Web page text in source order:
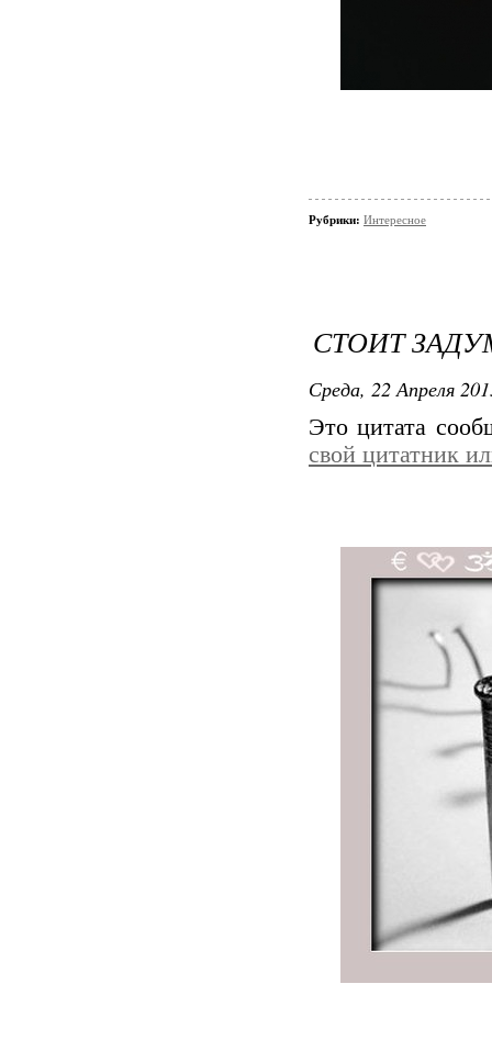
Рубрики: Интересное
СТОИТ
Среда, 22 Апреля
Это цитата
свой цитатник